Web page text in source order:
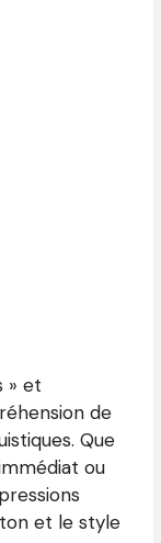
» et
de
Que
ou
et le style